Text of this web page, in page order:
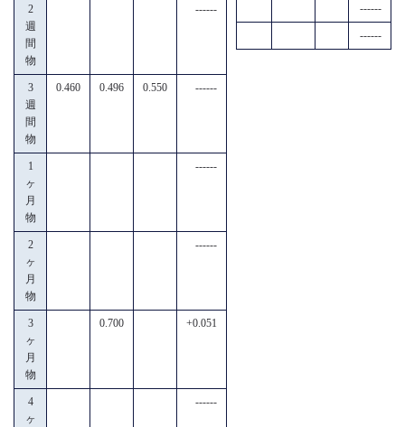
2
週
間
物
------
3
週
間
物
0.460 0.496 0.550 ------
1
ヶ
月
物
------
2
ヶ
月
物
------
3
ヶ
月
物
0.700 +0.051
4
ヶ
------
------
------